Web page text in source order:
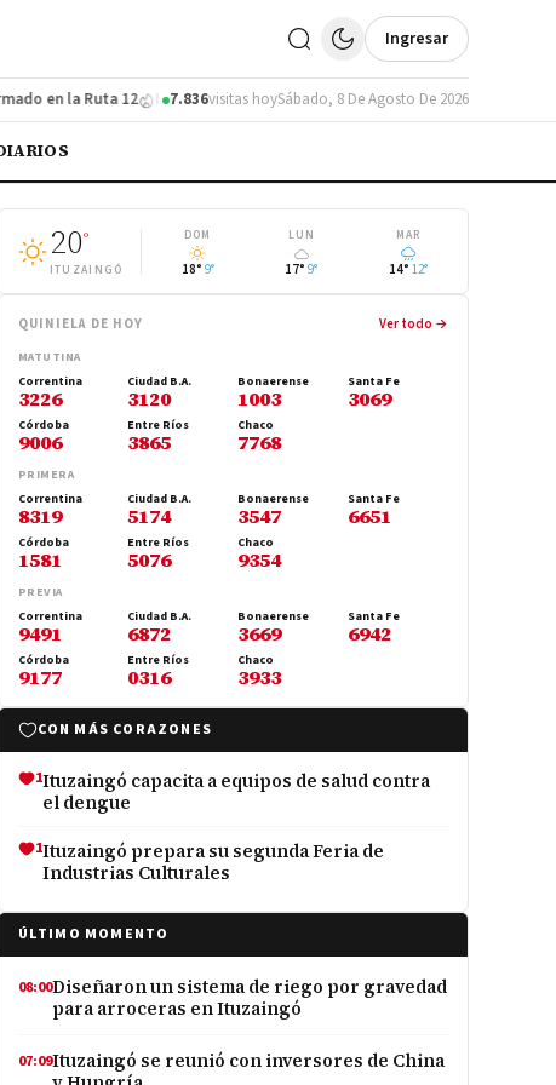
Ingresar
en la Ruta 12 Ituzaingó se subió al podio en un torneo de fútbol infantil
7.836visitas hoySábado, 8 De Agosto De 2026
20°
ITUZAINGÓ
DOM
18° 9°
LUN
17° 9°
MAR
14° 12°
QUINIELA DE HOY Ver todo →
MATUTINA
Correntina
3226
Ciudad B.A.
3120
Bonaerense
1003
Santa Fe
3069
Córdoba
9006
Entre Ríos
3865
Chaco
7768
PRIMERA
Correntina
8319
Ciudad B.A.
5174
Bonaerense
3547
Santa Fe
6651
Córdoba
1581
Entre Ríos
5076
Chaco
9354
PREVIA
Correntina
9491
Ciudad B.A.
6872
Bonaerense
3669
Santa Fe
6942
Córdoba
9177
Entre Ríos
0316
Chaco
3933
CON MÁS CORAZONES
1Ituzaingó capacita a equipos de salud contra
el dengue
1Ituzaingó prepara su segunda Feria de
Industrias Culturales
ÚLTIMO MOMENTO
08:00Diseñaron un sistema de riego por gravedad
para arroceras en Ituzaingó
07:09Ituzaingó se reunió con inversores de China